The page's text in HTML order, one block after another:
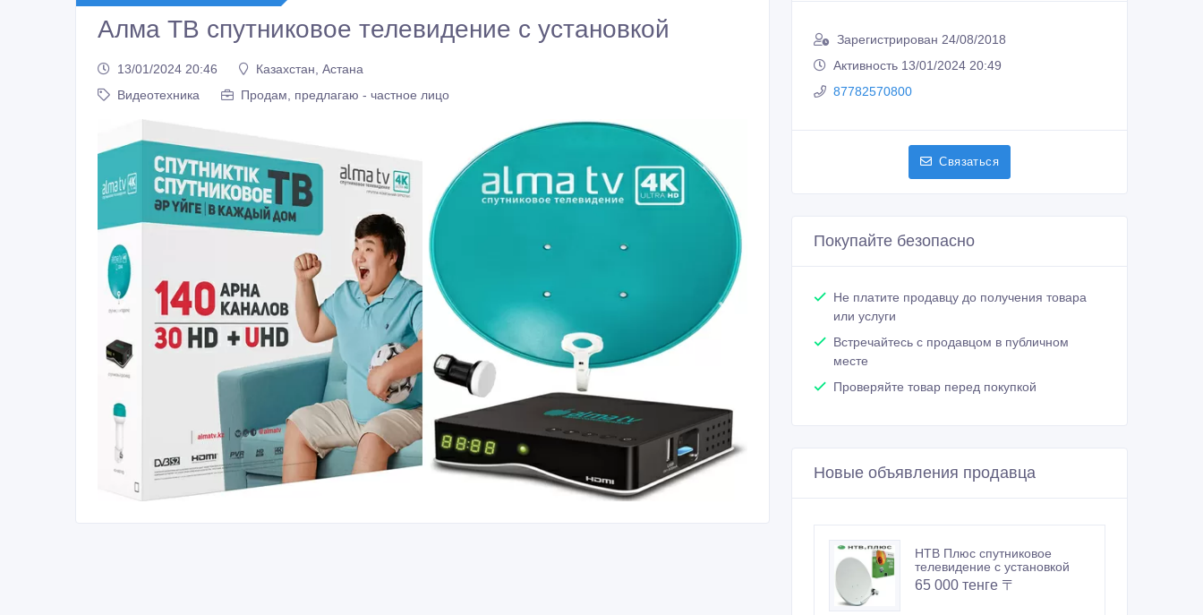
Алма ТВ спутниковое телевидение с установкой
13/01/2024 20:46
Казахстан, Астана
Видеотехника
Продам, предлагаю - частное лицо
Зарегистрирован 24/08/2018
Активность 13/01/2024 20:49
87782570800
Связаться
Покупайте безопасно
Не платите продавцу до получения товара
или услуги
Встречайтесь с продавцом в публичном
месте
Проверяйте товар перед покупкой
Новые объявления продавца
НТВ Плюс спутниковое
телевидение с установкой
65 000 тенге 〒